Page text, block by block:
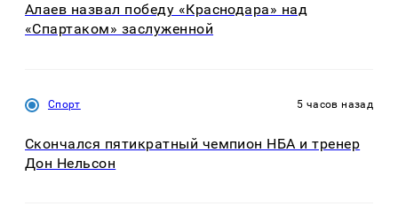
Алаев назвал победу «Краснодара» над
«Спартаком» заслуженной
Спорт 5 часов назад
Скончался пятикратный чемпион НБА и тренер
Дон Нельсон